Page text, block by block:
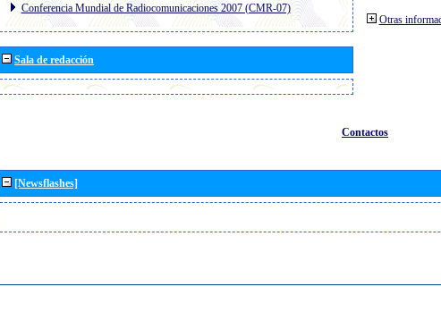
Conferencia Mundial de Radiocomunicaciones 2007 (CMR-07)
Sala de redacción
Otras
Contactos
[Newsflashes]